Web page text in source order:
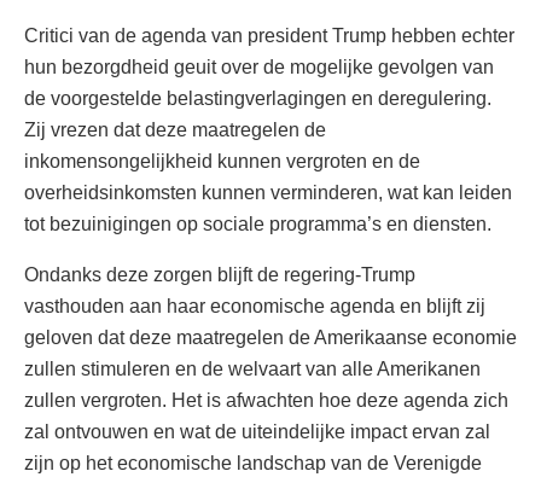
Critici van de agenda van president Trump hebben echter
hun bezorgdheid geuit over de mogelijke gevolgen van
de voorgestelde belastingverlagingen en deregulering.
Zij vrezen dat deze maatregelen de
inkomensongelijkheid kunnen vergroten en de
overheidsinkomsten kunnen verminderen, wat kan leiden
tot bezuinigingen op sociale programma’s en diensten.
Ondanks deze zorgen blijft de regering-Trump
vasthouden aan haar economische agenda en blijft zij
geloven dat deze maatregelen de Amerikaanse economie
zullen stimuleren en de welvaart van alle Amerikanen
zullen vergroten. Het is afwachten hoe deze agenda zich
zal ontvouwen en wat de uiteindelijke impact ervan zal
zijn op het economische landschap van de Verenigde